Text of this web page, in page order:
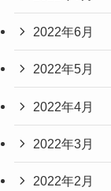
2022年6月
2022年5月
2022年4月
2022年3月
2022年2月